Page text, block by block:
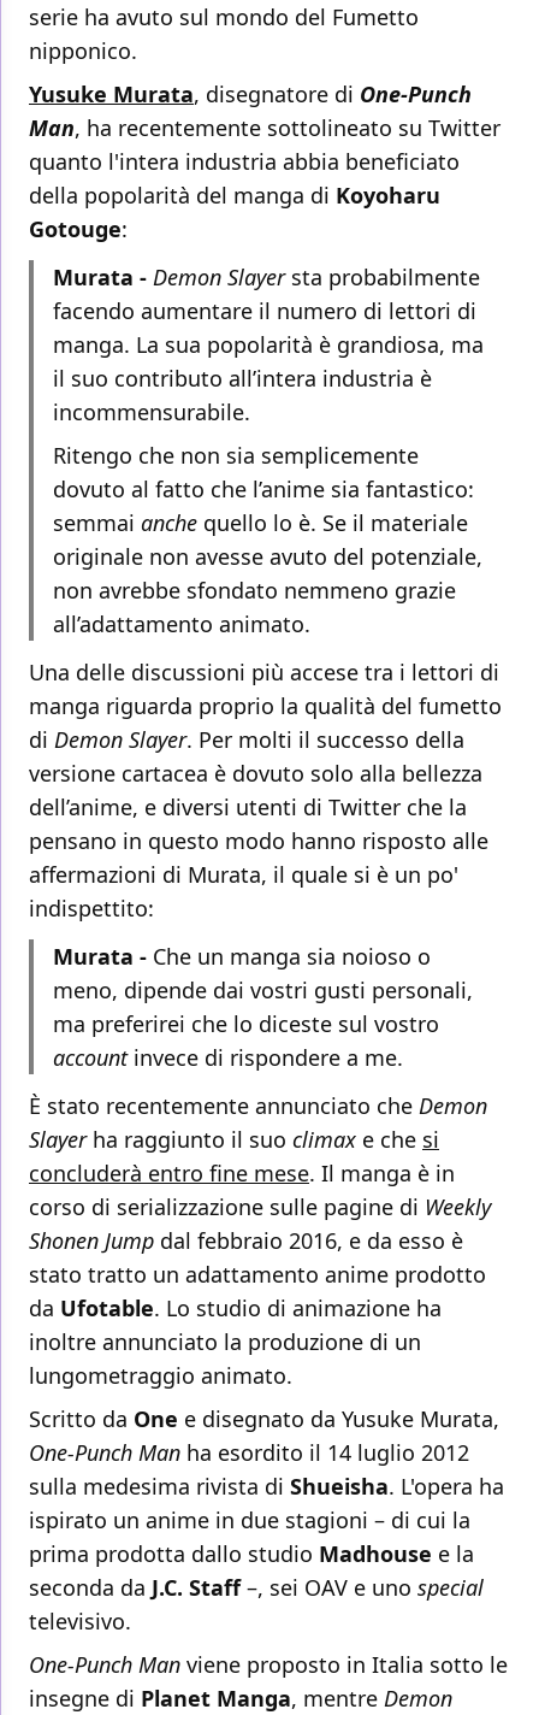
serie ha avuto sul mondo del Fumetto
nipponico.
Yusuke Murata, disegnatore di One-Punch
Man, ha recentemente sottolineato su Twitter
quanto l'intera industria abbia beneficiato
della popolarità del manga di Koyoharu
Gotouge:
Murata - Demon Slayersta probabilmente
facendo aumentare il numero di lettori di
manga. La sua popolarità è grandiosa, ma
il suo contributo all’intera industria è
incommensurabile.
Ritengo che non sia semplicemente
dovuto al fatto che l’anime sia fantastico:
semmai anche quello lo è. Se il materiale
originale non avesse avuto del potenziale,
non avrebbe sfondato nemmeno grazie
all’adattamento animato.
Una delle discussioni più accese tra i lettori di
manga riguarda proprio la qualità del fumetto
di Demon Slayer. Per molti il successo della
versione cartacea è dovuto solo alla bellezza
dell’anime, e diversi utenti di Twitter che la
pensano in questo modo hanno risposto alle
affermazioni di Murata, il quale si è un po'
indispettito:
Murata - Che un manga sia noioso o
meno, dipende dai vostri gusti personali,
ma preferirei che lo diceste sul vostro
accountinvece di rispondere a me.
È stato recentemente annunciato che Demon
Slayerha raggiunto il suo climax e che si
concluderà entro fine mese. Il manga è in
corso di serializzazione sulle pagine di Weekly
Shonen Jump dal febbraio 2016, e da esso è
stato tratto un adattamento anime prodotto
da Ufotable. Lo studio di animazione ha
inoltre annunciato la produzione di un
lungometraggio animato.
Scritto da One e disegnato da Yusuke Murata,
One-Punch Man ha esordito il 14 luglio 2012
sulla medesima rivista di Shueisha. L'opera ha
ispirato un anime in due stagioni – di cui la
prima prodotta dallo studio Madhouse e la
seconda da J.C. Staff–, sei OAV e uno special
televisivo.
One-Punch Man viene proposto in Italia sotto le
insegne di Planet Manga, mentre Demon